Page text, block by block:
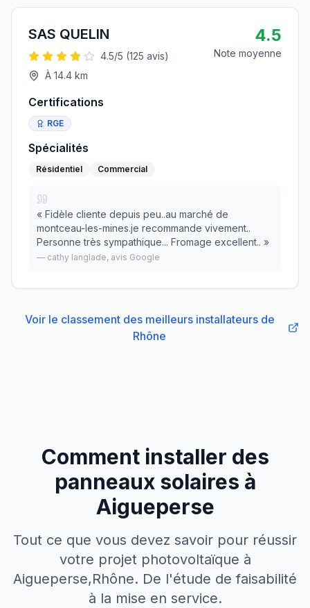
SAS QUELIN
4.5/5 (125 avis)
À 14.4 km
4.5
Note moyenne
Certifications
RGE
Spécialités
Résidentiel Commercial
« Fidèle cliente depuis peu..au marché de
montceau-les-mines.je recommande vivement..
Personne très sympathique... Fromage excellent.. »
— cathy langlade, avis Google
Voir le classement des meilleurs installateurs de
Rhône
Comment installer des
panneaux solaires à
Aigueperse
Tout ce que vous devez savoir pour réussir
votre projet photovoltaïque à
Aigueperse,Rhône. De l'étude de faisabilité
à la mise en service.